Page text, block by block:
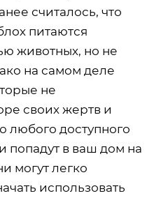
считалось, что
питаются
животных, но не
на самом деле
не
своих жертв и
любого доступного
попадут в ваш дом на
могут легко
использовать